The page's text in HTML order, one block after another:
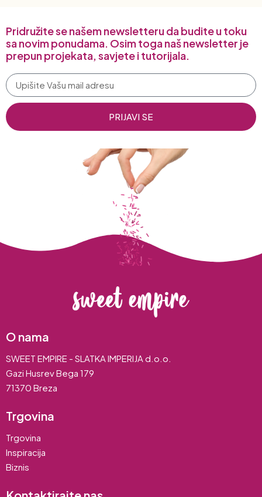
Pridružite se našem newsletteru da budite u toku
sa novim ponudama. Osim toga naš newsletter je
prepun projekata, savjete i tutorijala.
PRIJAVI SE
O nama
SWEET EMPIRE - SLATKA IMPERIJA d.o.o.
Gazi Husrev Bega 179
71370 Breza
Trgovina
Trgovina
Inspiracija
Biznis